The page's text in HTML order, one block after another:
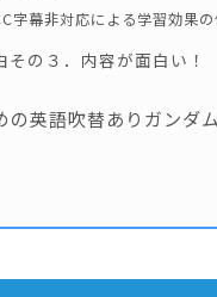
字幕非対応による学習効果
その３．内容が面白い！
の英語吹替ありガンダ